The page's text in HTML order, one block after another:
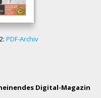
PDF-Archiv
Digital-Magazin